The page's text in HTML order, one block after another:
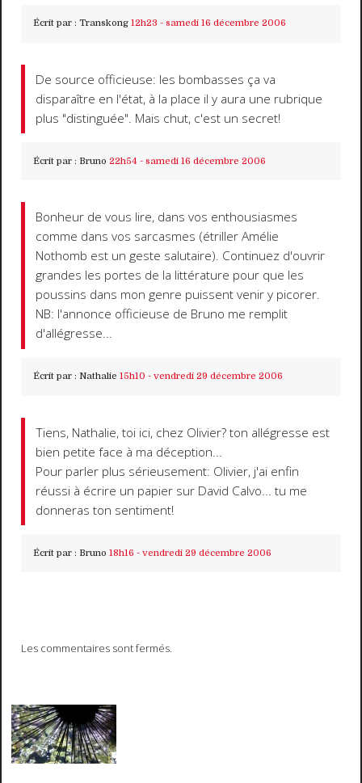
Écrit par : Transkong 12h23 - samedi 16 décembre 2006
De source officieuse: les bombasses ça va
disparaître en l'état, à la place il y aura une rubrique
plus "distinguée". Mais chut, c'est un secret!
Écrit par : Bruno 22h54- samedi 16 décembre 2006
Bonheur de vous lire, dans vos enthousiasmes
comme dans vos sarcasmes (étriller Amélie
Nothomb est un geste salutaire). Continuez d'ouvrir
grandes les portes de la littérature pour que les
poussins dans mon genre puissent venir y picorer.
NB: l'annonce officieuse de Bruno me remplit
d'allégresse...
Écrit par : Nathalie 15h10 - vendredi 29 décembre 2006
Tiens, Nathalie, toi ici, chez Olivier? ton allégresse est
bien petite face à ma déception...
Pour parler plus sérieusement: Olivier, j'ai enfin
réussi à écrire un papier sur David Calvo... tu me
donneras ton sentiment!
Écrit par : Bruno 18h16 - vendredi 29 décembre 2006
Les commentaires sont fermés.